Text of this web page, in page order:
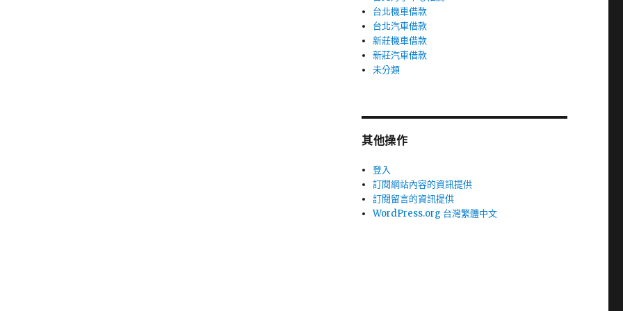
台北機車借款
台北汽車借款
新莊機車借款
新莊汽車借款
未分類
其他操作
登入
訂閱網站內容的資訊提供
訂閱留言的資訊提供
WordPress.org 台灣繁體中文